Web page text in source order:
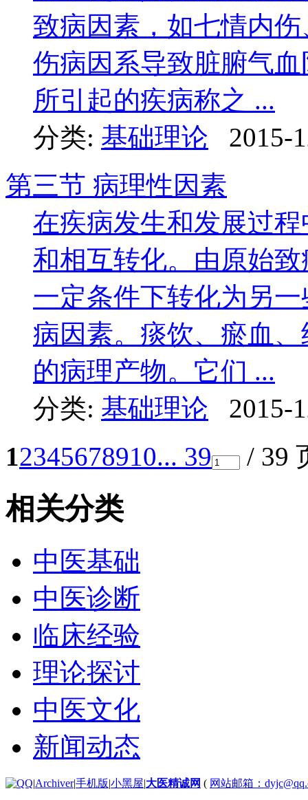
致病因素，如七情内
伤病因系导致脏腑气
所引起的疾病称之 ...
分类: 基础理论
2015-
第三节 病理性因素
在疾病发生和发展过
和相互转化。由原始
一定条件下转化为另
病因素。痰饮、瘀血
的病理产物。它们 ...
分类: 基础理论
2015-
12345678910... 39 / 39
相关分类
中医基础
中医诊断
临床经验
理论探讨
中医文化
新闻动态
|Archiver|手机版|小黑屋|大医精诚网 ( 网站邮箱：